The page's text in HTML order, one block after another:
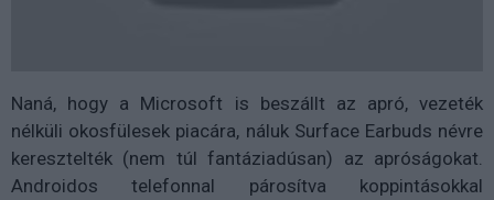
Naná, hogy a Microsoft is beszállt az apró, vezeték
nélküli okosfülesek piacára, náluk Surface Earbuds névre
keresztelték (nem túl fantáziadúsan) az apróságokat.
Androidos telefonnal párosítva koppintásokkal